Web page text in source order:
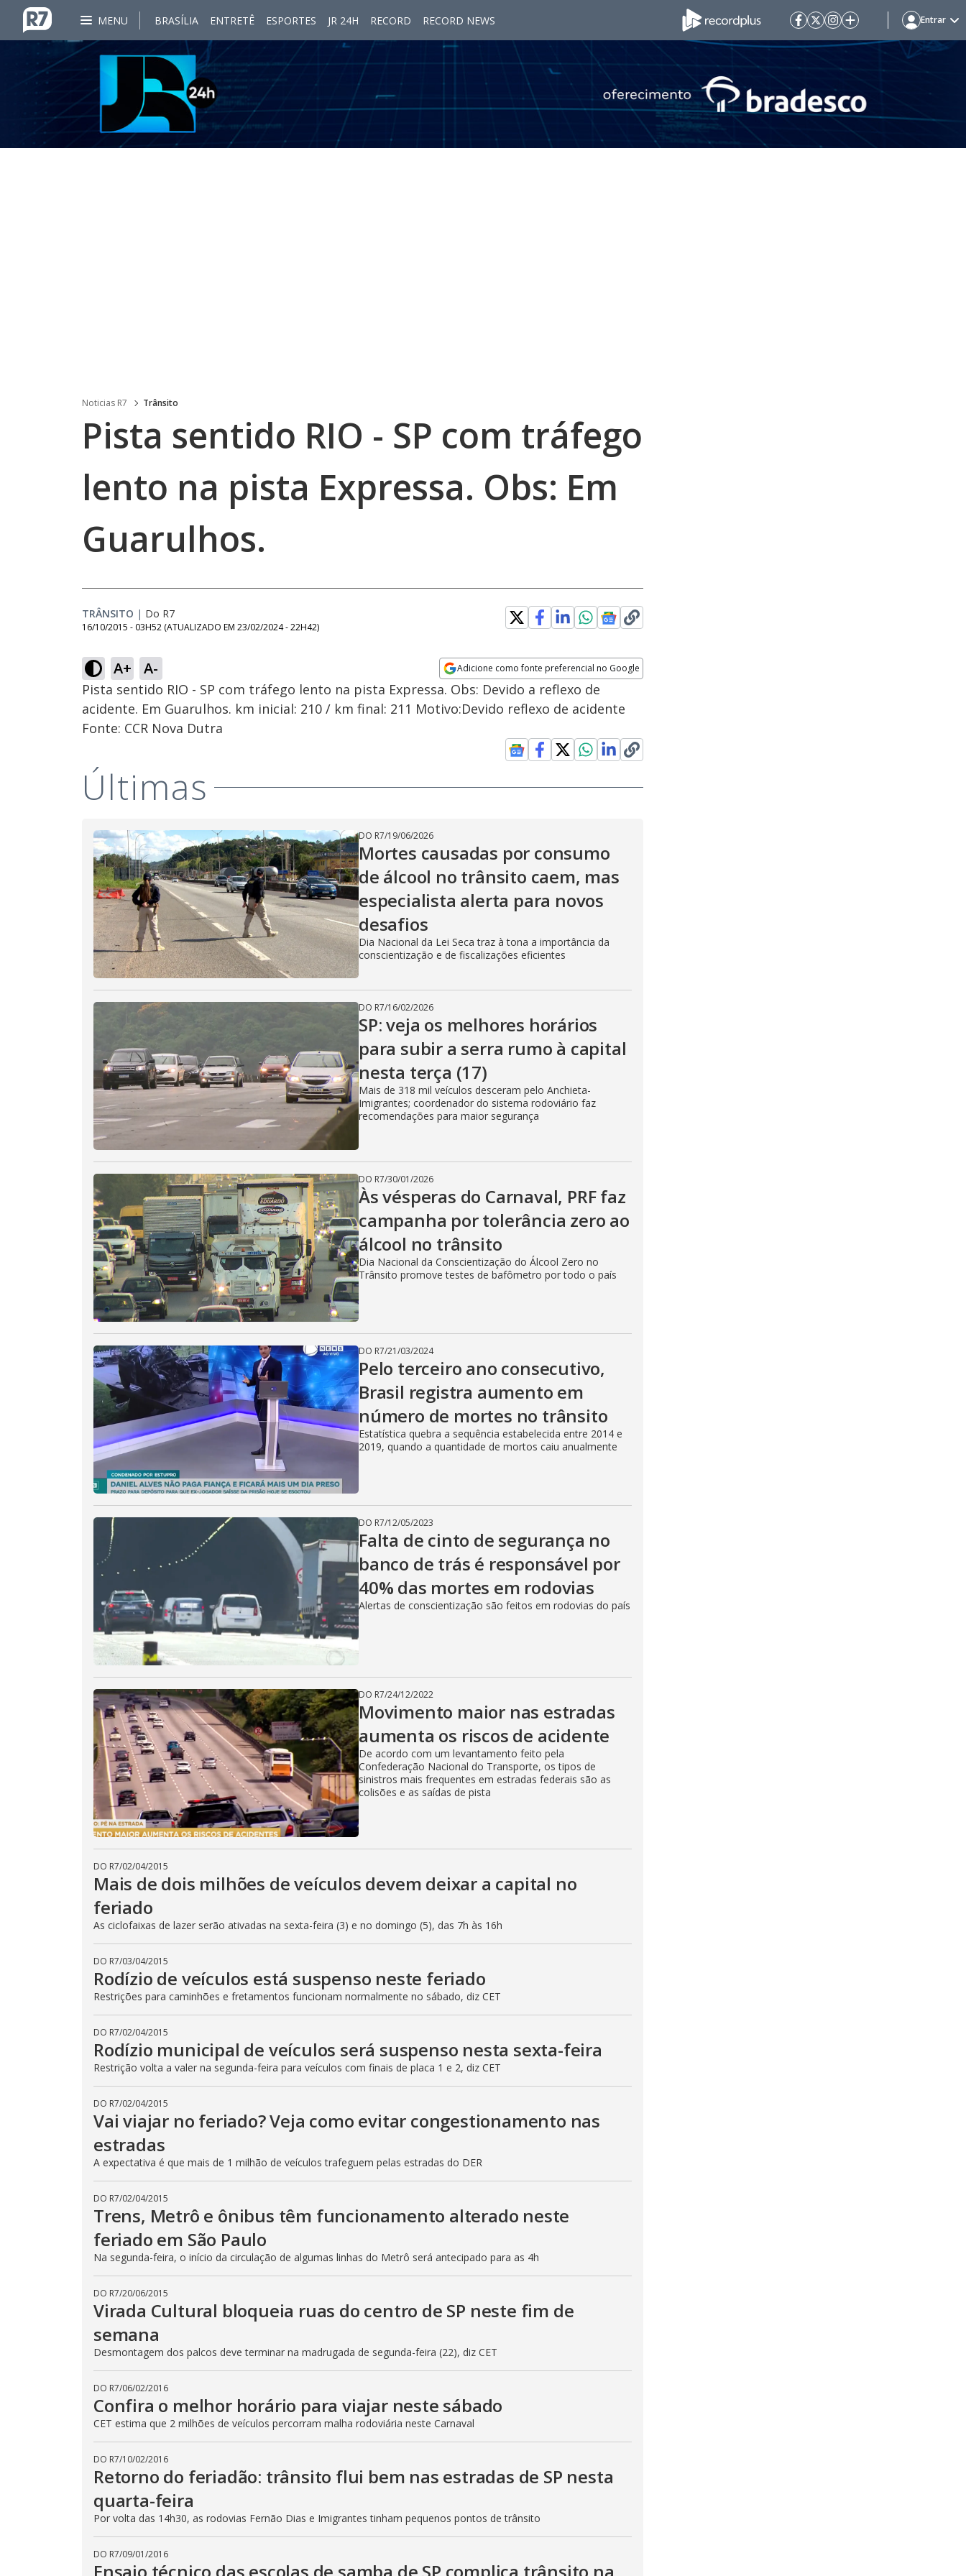
MENU BRASÍLIA ENTRETÊ ESPORTES JR 24H RECORD RECORD NEWS Entrar
Noticias R7 Trânsito
Pista sentido RIO - SP com tráfego
lento na pista Expressa. Obs: Em
Guarulhos.
TRÂNSITO | Do R7
16/10/2015 - 03H52 (ATUALIZADO EM 23/02/2024 - 22H42)
A+ A- Adicione como fonte preferencial no Google
Opens in new window
Pista sentido RIO - SP com tráfego lento na pista Expressa. Obs: Devido a reflexo de
acidente. Em Guarulhos. km inicial: 210 / km final: 211 Motivo:Devido reflexo de acidente
Fonte: CCR Nova Dutra
Últimas
DO R7/19/06/2026
Mortes causadas por consumo
de álcool no trânsito caem, mas
especialista alerta para novos
desafios
Dia Nacional da Lei Seca traz à tona a importância da
conscientização e de fiscalizações eficientes
DO R7/16/02/2026
SP: veja os melhores horários
para subir a serra rumo à capital
nesta terça (17)
Mais de 318 mil veículos desceram pelo Anchieta-
Imigrantes; coordenador do sistema rodoviário faz
recomendações para maior segurança
DO R7/30/01/2026
Às vésperas do Carnaval, PRF faz
campanha por tolerância zero ao
álcool no trânsito
Dia Nacional da Conscientização do Álcool Zero no
Trânsito promove testes de bafômetro por todo o país
DO R7/21/03/2024
Pelo terceiro ano consecutivo,
Brasil registra aumento em
número de mortes no trânsito
Estatística quebra a sequência estabelecida entre 2014 e
2019, quando a quantidade de mortos caiu anualmente
DO R7/12/05/2023
Falta de cinto de segurança no
banco de trás é responsável por
40% das mortes em rodovias
Alertas de conscientização são feitos em rodovias do país
DO R7/24/12/2022
Movimento maior nas estradas
aumenta os riscos de acidente
De acordo com um levantamento feito pela
Confederação Nacional do Transporte, os tipos de
sinistros mais frequentes em estradas federais são as
colisões e as saídas de pista
DO R7/02/04/2015
Mais de dois milhões de veículos devem deixar a capital no
feriado
As ciclofaixas de lazer serão ativadas na sexta-feira (3) e no domingo (5), das 7h às 16h
DO R7/03/04/2015
Rodízio de veículos está suspenso neste feriado
Restrições para caminhões e fretamentos funcionam normalmente no sábado, diz CET
DO R7/02/04/2015
Rodízio municipal de veículos será suspenso nesta sexta-feira
Restrição volta a valer na segunda-feira para veículos com finais de placa 1 e 2, diz CET
DO R7/02/04/2015
Vai viajar no feriado? Veja como evitar congestionamento nas
estradas
A expectativa é que mais de 1 milhão de veículos trafeguem pelas estradas do DER
DO R7/02/04/2015
Trens, Metrô e ônibus têm funcionamento alterado neste
feriado em São Paulo
Na segunda-feira, o início da circulação de algumas linhas do Metrô será antecipado para as 4h
DO R7/20/06/2015
Virada Cultural bloqueia ruas do centro de SP neste fim de
semana
Desmontagem dos palcos deve terminar na madrugada de segunda-feira (22), diz CET
DO R7/06/02/2016
Confira o melhor horário para viajar neste sábado
CET estima que 2 milhões de veículos percorram malha rodoviária neste Carnaval
DO R7/10/02/2016
Retorno do feriadão: trânsito flui bem nas estradas de SP nesta
quarta-feira
Por volta das 14h30, as rodovias Fernão Dias e Imigrantes tinham pequenos pontos de trânsito
DO R7/09/01/2016